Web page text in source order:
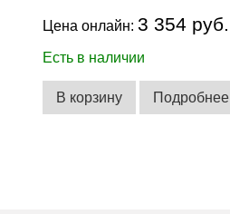
Цена онлайн:3 354 руб.
Есть в наличии
В корзину Подробнее